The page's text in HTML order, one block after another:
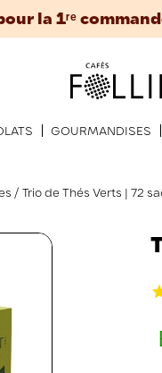
la 1ʳᵉ
GOURMANDISES
Trio de Thés Verts | 72